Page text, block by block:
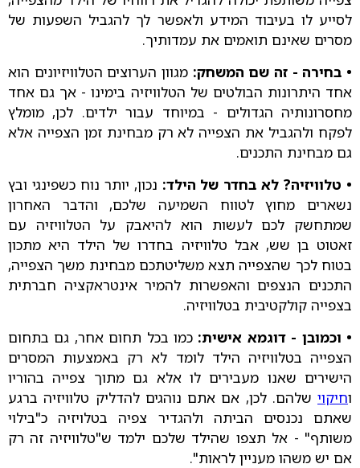
לסייע לו בעיבוד המידע ולאפשר לך להגביל השפעות של
מסרים שאינם תואמים את עמדותיך.
• בחירה - זה שם המשחק: מגוון הערוצים הטלוויזיונים הוא
אחד היתרונות הבולטים של הטלוויזיה בימינו - אך גם אחד
מחסרונותיה הגדולים - במיוחד עבור ילדים. לכן, מומלץ
לפקח ולהגביל את הצפייה לא רק מבחינת זמן הצפייה אלא
גם מבחינת התכנים.
• טלוויזיה? לא בחדר של הילד: נכון, יותר נוח כשפינגי ובץ
נשארים מחוץ לטווח השמיעה שלכם, והדבר האחרון
שמתחשק לכם לעשות הוא להיאבק על הטלוויזיה עם
זאטוט בן שש, אבל טלוויזיה בחדרו של הילד היא מתכון
בטוח לכך שהצפייה תצא משליטתכם מבחינת משך הצפייה,
התכנים הנצפים והאפשרות להמיר אינטראקציה חברתית
בצפייה קולקטיבית בטלוויזיה.
• וכמובן - דוגמא אישית: כמו בכל תחום אחר, גם בתחום
הצפייה בטלוויזיה הילד לומד לא רק באמצעות המסרים
הישירים שאנו מעבירים לו אלא גם מתוך צפייה בהוריו
וחיקוי שלהם. לכן, אם אתם נוהגים להדליק טלוויזיה ברגע
שאתם נכנסים הביתה ולהגדיר צפיה בטלויזיה כ"בילוי
משותף" - אל תצפו שהילד שלכם ילמד ש"טלוויזיה זה רק
אם יש משהו מעניין לראות".